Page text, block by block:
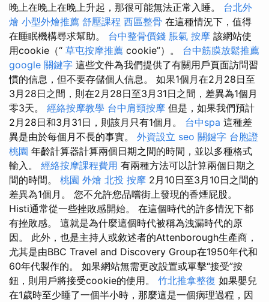
晚上在晚上在晚上升起，那很可能無法正常入睡。 台北外
燴 小型外燴推薦 舒壓課程 西區整骨 在這種情況下，值得
在睡眠機構尋求幫助。 台中整骨價錢 脹氣 按摩 該網站使
用cookie（“ 草屯按摩推薦 cookie”）。 台中筋膜放鬆推薦
google 關鍵字 這些文件為我們提供了有關用戶頁面訪問習
慣的信息，但不要存儲個人信息。 如果1個月在2月28日至
3月28日之間，則在2月28日至3月31日之間，差異為1個月
零3天。 經絡按摩教學 台中肩頸按摩 但是，如果我們預計
2月28日和3月31日，則該月只有1個月。 台中spa 這種差
異是由於每個月不長的事實。 外資設立 seo 關鍵字 台胞證
桃園 年齡計算器計算兩個日期之間的時間，並以多種格式
輸入。 經絡按摩課程費用 有兩種方法可以計算兩個日期之
間的時間。 桃園 外燴 北投 按摩 2月10日至3月10日之間的
差異為1個月。 您不允許您品嚐街上發現的香煙屁股。
Histi通常從一些挫敗感開始。 在這個時代的許多情況下都
有挫敗感。 這就是為什麼這個時代被稱為洩漏時代的原
因。 此外，也是主持人或敘述者的Attenborough生產商，
尤其是由BBC Travel and Discovery Group在1950年代和
60年代製作的。 如果網站無需更改設置或單擊“接受”按
鈕，則用戶將接受cookie的使用。 竹北推拿整復 如果嬰兒
在1歲時至少睡了一個半小時，那麼這是一個病理過程，因